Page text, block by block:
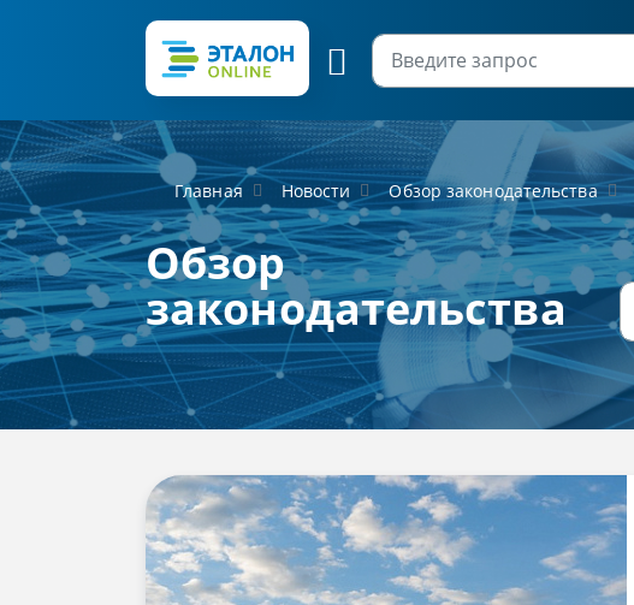
Главная Новости Обзор законодательства
Обзор
законодательства